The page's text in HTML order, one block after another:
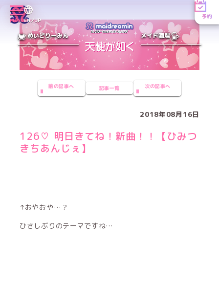
MENUEN／JP
予約
めいどりーみん メイド酒場
前の記事へ 記事一覧 次の記事へ
2018年08月16日
126♡ 明日きてね！新曲！！【ひみつ
きちあんじぇ】
↑おやおや…？
ひさしぶりのテーマですね…